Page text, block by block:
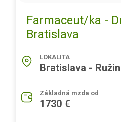
Farmaceut/ka -
Bratislava
LOKALITA
Bratislava -
Základná mzda od
1730 €